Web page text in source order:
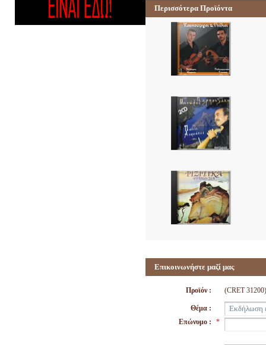
Περισσότερα Προϊόντα
Επικοινωνήστε μαζί μας
Προϊόν : (CRET
Θέμα :
Επώνυμο :
*